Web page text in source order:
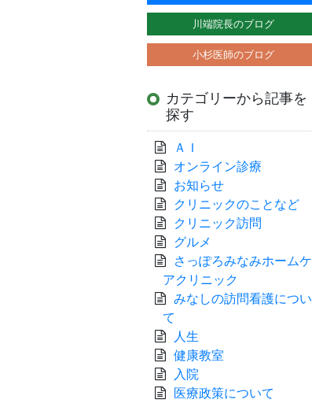
川端院長のブログ
小杉医師のブログ
カテゴリーから記事を
探す
ＡＩ
オンライン診療
お知らせ
クリニックのことなど
クリニック訪問
グルメ
さっぽろみなみホームケ
アクリニック
みなしの訪問看護につい
て
人生
健康教室
入院
医療政策について